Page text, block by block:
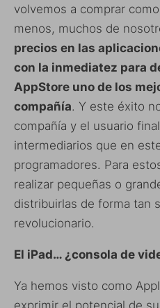
volvemos a comprar
menos, muchos de
precios en las
con la inmediatez para
AppStore uno de los
compañía. Y este éxito
compañía y el usuario
intermediarios que en
programadores. Para
realizar pequeñas o
distribuirlas de forma tan
revolucionario.
El iPad… ¿consola de
Ya hemos visto como
exprimir el potencial de